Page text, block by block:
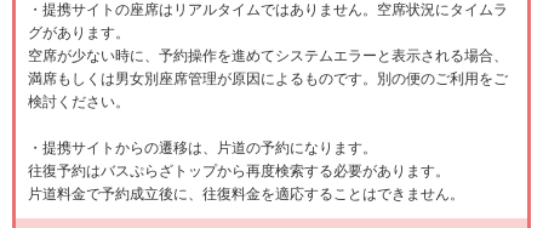
・提携サイトの座席はリアルタイムではありません。空席状況にタイムラ
グがあります。
空席が少ない時に、予約操作を進めてシステムエラーと表示される場合、
満席もしくは男女別座席管理が原因によるものです。別の便のご利用をご
検討ください。
・提携サイトからの遷移は、片道の予約になります。
往復予約はバスぷらざトップから再度検索する必要があります。
片道料金で予約成立後に、往復料金を適応することはできません。